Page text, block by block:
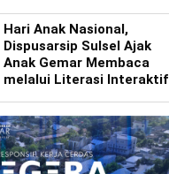
Perguruan Tinggi
Hari Anak Nasional,
Dispusarsip Sulsel Ajak
Anak Gemar Membaca
melalui Literasi Interaktif